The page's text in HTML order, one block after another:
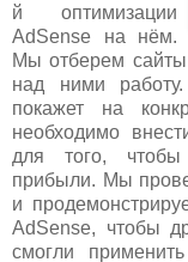
й оптимизации
AdSense на нём.
Мы отберем
над ними
покажет на
необходимо
для того,
прибыли. Мы
и
AdSense, чтобы
смогли